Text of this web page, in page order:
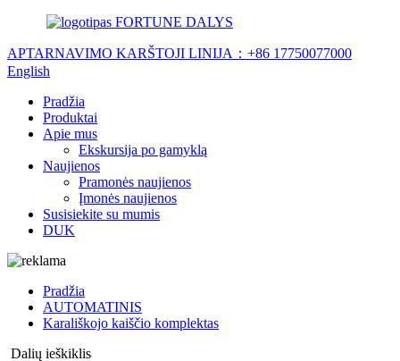
FORTUNE DALYS
APTARNAVIMO KARŠTOJI LINIJA： +86 17750077000
English
Pradžia
Produktai
Apie mus
Ekskursija po gamyklą
Naujienos
Pramonės naujienos
Įmonės naujienos
Susisiekite su mumis
DUK
Pradžia
AUTOMATINIS
Karališkojo kaiščio komplektas
Dalių ieškiklis